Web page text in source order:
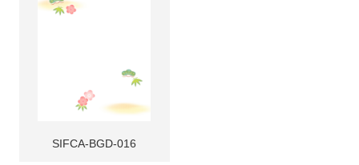
SIFCA-BGD-016